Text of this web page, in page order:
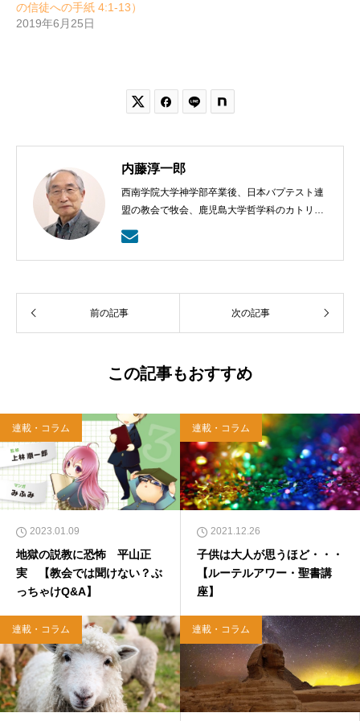
の信徒への手紙 4:1-13）
2019年6月25日
 
内藤淳一郎
西南学院大学神学部卒業後、日本バプテスト連
盟の教会で牧会、鹿児島大学哲学科のカトリッ
クの神学の学びから、鹿児島ラ・サール高校で
も教える。日本バプテスト連盟宣教室主事、日
本バプテスト連盟常務理事を８年間務める。
前の記事 次の記事
この記事もおすすめ
連載・コラム
2023.01.09
地獄の説教に恐怖 平山正
実 【教会では聞けない？ぶ
っちゃけQ&A】
連載・コラム
2021.12.26
子供は大人が思うほど・・・
【ルーテルアワー・聖書講
座】
連載・コラム 連載・コラム